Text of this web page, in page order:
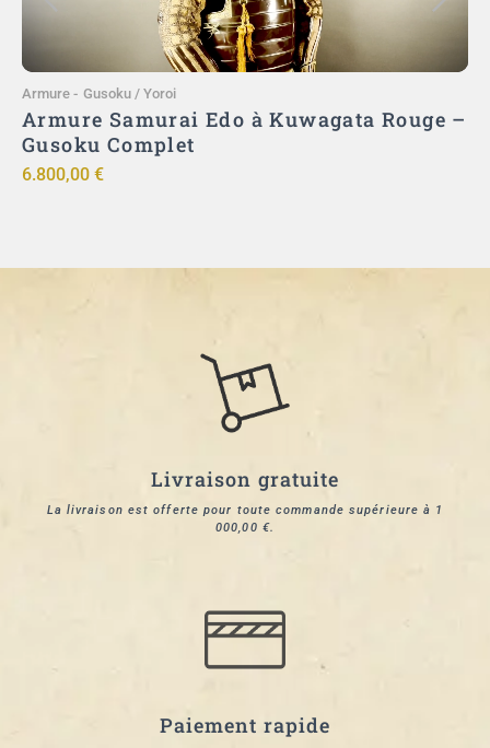
Armure - Gusoku / Yoroi
Armure Samurai Edo à Kuwagata Rouge –
Gusoku Complet
6.800,00 €
Livraison gratuite
La livraison est offerte pour toute commande supérieure à 1
000,00 €.
Paiement rapide